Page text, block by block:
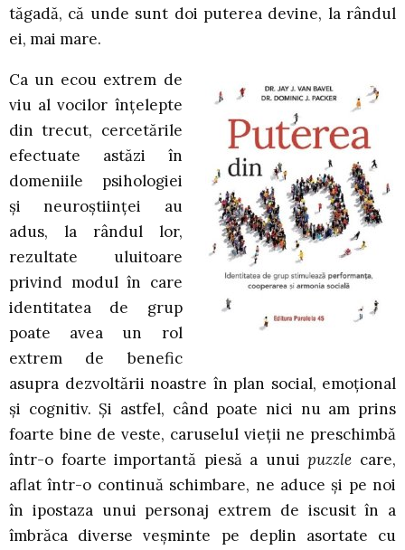
tăgadă, că unde sunt doi puterea devine, la rândul
ei, mai mare.
Ca un ecou extrem de
viu al vocilor înţelepte
din trecut, cercetările
efectuate astăzi în
domeniile psihologiei
şi neuroştiinţei au
adus, la rândul lor,
rezultate uluitoare
privind modul în care
identitatea de grup
poate avea un rol
extrem de benefic
asupra dezvoltării noastre în plan social, emoţional
şi cognitiv. Şi astfel, când poate nici nu am prins
foarte bine de veste, caruselul vieţii ne preschimbă
într-o foarte importantă piesă a unuipuzzle care,
aflat într-o continuă schimbare, ne aduce şi pe noi
în ipostaza unui personaj extrem de iscusit în a
îmbrăca diverse veşminte pe deplin asortate cu